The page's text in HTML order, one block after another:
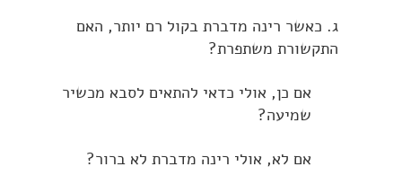
ג. כאשר רינה מדברת בקול רם יותר, האם
התקשורת משתפרת?
אם כן, אולי כדאי להתאים לסבא מכשיר
שמיעה?
אם לא, אולי רינה מדברת לא ברור?